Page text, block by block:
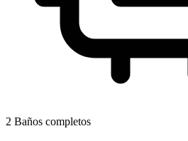
2 Baños completos